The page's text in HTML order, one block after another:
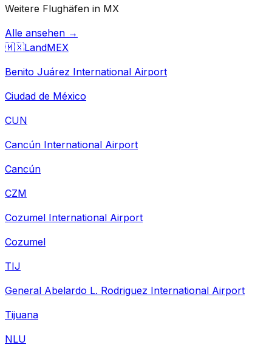
Weitere Flughäfen in MX
Alle ansehen →
🇲🇽LandMEX
Benito Juárez International Airport
Ciudad de México
CUN
Cancún International Airport
Cancún
CZM
Cozumel International Airport
Cozumel
TIJ
General Abelardo L. Rodriguez International Airport
Tijuana
NLU